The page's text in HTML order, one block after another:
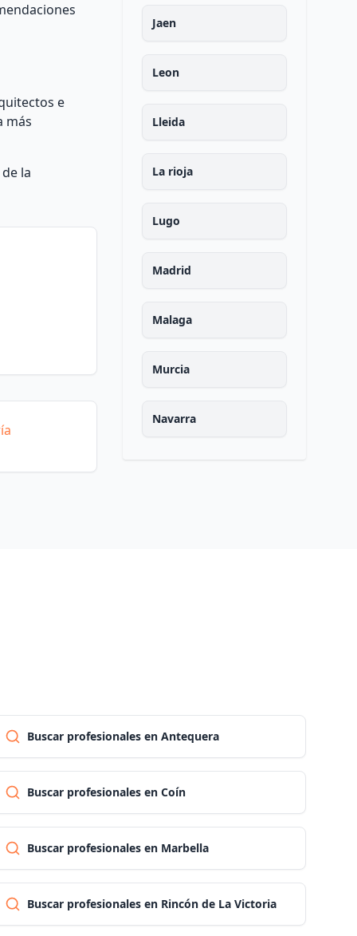
e
más
la
Jaen
Leon
Lleida
La rioja
Lugo
Madrid
Malaga
Murcia
Navarra
Salamanca
Cantabria
Sevilla
Buscar profesionales en Antequera
Buscar profesionales en Coín
Buscar profesionales en Marbella
Buscar profesionales en Rincón de La Victoria